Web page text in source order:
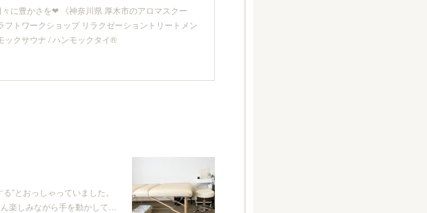
に豊かさを❤︎ 《神奈川県 厚木市のアロマスクー
トワークショップ リラクゼーショントリートメン
ックサウナ / ハンモックタイ®
”とおっしゃっていました。
楽しみながら手を動かして…